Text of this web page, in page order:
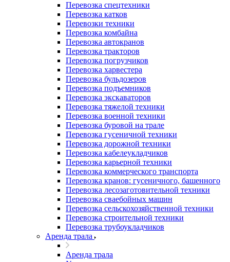
Перевозка спецтехники
Перевозка катков
Перевозки техники
Перевозка комбайна
Перевозка автокранов
Перевозка тракторов
Перевозка погрузчиков
Перевозка харвестера
Перевозка бульдозеров
Перевозка подъемников
Перевозка экскаваторов
Перевозка тяжелой техники
Перевозка военной техники
Перевозка буровой на трале
Перевозка гусеничной техники
Перевозка дорожной техники
Перевозка кабелеукладчиков
Перевозка карьерной техники
Перевозка коммерческого транспорта
Перевозка кранов: гусеничного, башенного
Перевозка лесозаготовительной техники
Перевозка сваебойных машин
Перевозка сельскохозяйственной техники
Перевозка строительной техники
Перевозка трубоукладчиков
Аренда трала
Аренда трала